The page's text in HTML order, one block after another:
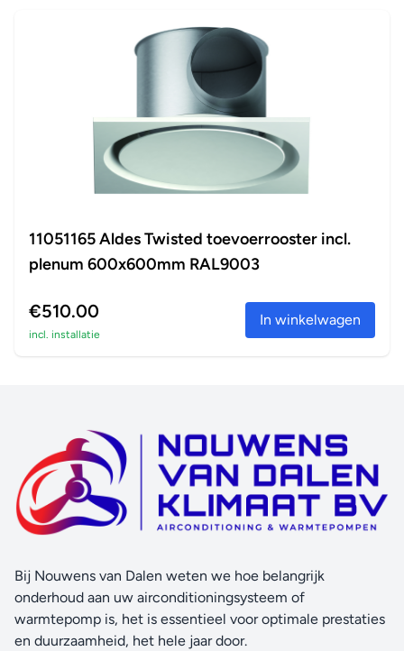
11051165 Aldes Twisted toevoerrooster incl.
plenum 600x600mm RAL9003
€510.00
incl. installatie
In winkelwagen
Bij Nouwens van Dalen weten we hoe belangrijk
onderhoud aan uw airconditioningsysteem of
warmtepomp is, het is essentieel voor optimale prestaties
en duurzaamheid, het hele jaar door.